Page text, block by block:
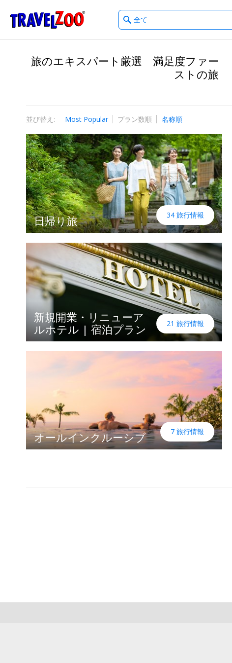
Travelzoo
What
type
旅のエキスパート厳選 満足度ファー
ストの旅
並び替え: Most Popular プラン数順 名称順
日帰り旅 34 旅行情報
新規開業・リニューア
ルホテル | 宿泊プラン
21 旅行情報
オールインクルーシブ 7 旅行情報